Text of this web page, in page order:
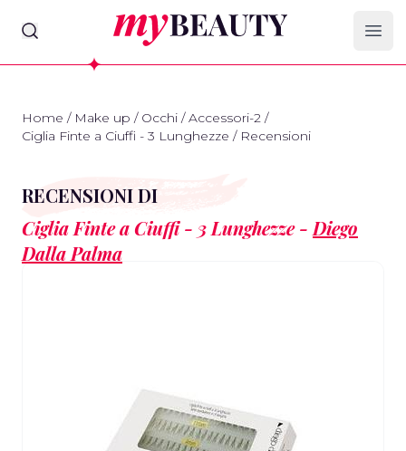
myBeauty
Home / Make up / Occhi / Accessori-2 /
Ciglia Finte a Ciuffi - 3 Lunghezze / Recensioni
RECENSIONI DI
Ciglia Finte a Ciuffi - 3 Lunghezze - Diego
Dalla Palma